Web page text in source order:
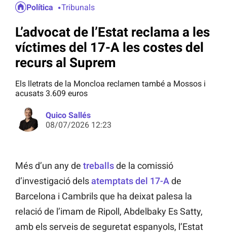
Política Tribunals
L’advocat de l’Estat reclama a les
víctimes del 17-A les costes del
recurs al Suprem
Els lletrats de la Moncloa reclamen també a Mossos i
acusats 3.609 euros
Quico Sallés
08/07/2026 12:23
Més d’un any de treballsde la comissió
d’investigació delsatemptats del 17-Ade
Barcelona i Cambrils que ha deixat palesa la
relació de l’imam de Ripoll, Abdelbaky Es Satty,
amb els serveis de seguretat espanyols, l’Estat